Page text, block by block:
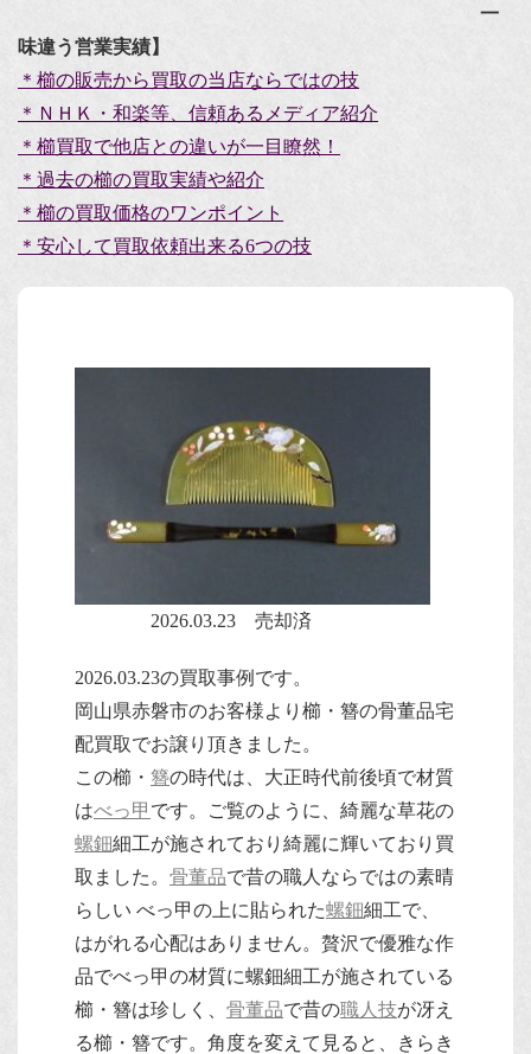
一
味違う営業実績】
＊櫛の販売から買取の当店ならではの技
＊ＮＨＫ・和楽等、信頼あるメディア紹介
＊櫛買取で他店との違いが一目瞭然！
＊過去の櫛の買取実績や紹介
＊櫛の買取価格のワンポイント
＊安心して買取依頼出来る6つの技
2026.03.23 売却済
2026.03.23の買取事例です。
岡山県赤磐市のお客様より櫛・簪の骨董品宅
配買取でお譲り頂きました。
この櫛・ 簪の時代は、大正時代前後頃で材質
はべっ甲 です。ご覧のように、綺麗な草花の
螺鈿細工が施されており綺麗に輝いており買
取ました。 骨董品で昔の職人ならではの素晴
らしい べっ甲の上に貼られた螺鈿細工で、
はがれる心配はありません。贅沢で優雅な作
品でべっ甲の材質に螺鈿細工が施されている
櫛・簪は珍しく、 骨董品で昔の職人技が冴え
る櫛・簪です。角度を変えて見ると、きらき